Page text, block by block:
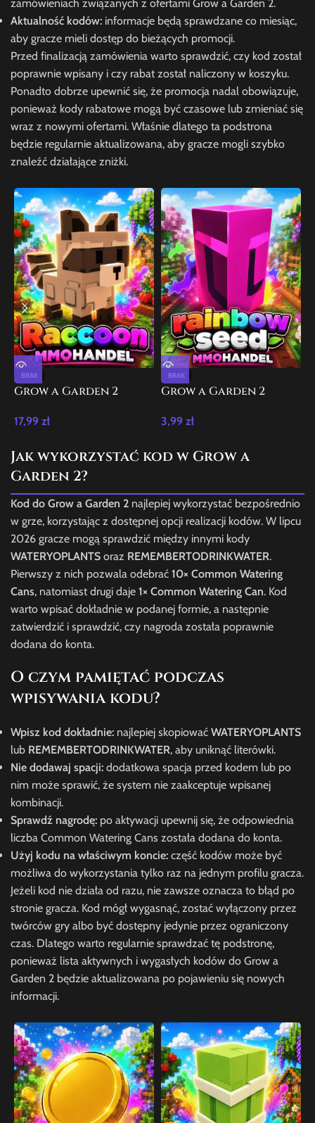
zamówieniach związanych z ofertami Grow a Garden 2.
Aktualność kodów: informacje będą sprawdzane co miesiąc,
aby gracze mieli dostęp do bieżących promocji.
Przed finalizacją zamówienia warto sprawdzić, czy kod został
poprawnie wpisany i czy rabat został naliczony w koszyku.
Ponadto dobrze upewnić się, że promocja nadal obowiązuje,
ponieważ kody rabatowe mogą być czasowe lub zmieniać się
wraz z nowymi ofertami. Właśnie dlatego ta podstrona
będzie regularnie aktualizowana, aby gracze mogli szybko
znaleźć działające zniżki.
BRAK
Grow a Garden 2
17,99 zł
BRAK
Grow a Garden 2
paczka
3,99 zł
Jak wykorzystać kod w Grow a
Garden 2?
Kod do Grow a Garden 2 najlepiej wykorzystać bezpośrednio
w grze, korzystając z dostępnej opcji realizacji kodów. W lipcu
2026 gracze mogą sprawdzić między innymi kody
WATERYOPLANTS oraz REMEMBERTODRINKWATER.
Pierwszy z nich pozwala odebrać 10× Common Watering
Cans, natomiast drugi daje 1× Common Watering Can. Kod
warto wpisać dokładnie w podanej formie, a następnie
zatwierdzić i sprawdzić, czy nagroda została poprawnie
dodana do konta.
O czym pamiętać podczas
wpisywania kodu?
Wpisz kod dokładnie: najlepiej skopiować WATERYOPLANTS
lub REMEMBERTODRINKWATER, aby uniknąć literówki.
Nie dodawaj spacji: dodatkowa spacja przed kodem lub po
nim może sprawić, że system nie zaakceptuje wpisanej
kombinacji.
Sprawdź nagrodę: po aktywacji upewnij się, że odpowiednia
liczba Common Watering Cans została dodana do konta.
Użyj kodu na właściwym koncie: część kodów może być
możliwa do wykorzystania tylko raz na jednym profilu gracza.
Jeżeli kod nie działa od razu, nie zawsze oznacza to błąd po
stronie gracza. Kod mógł wygasnąć, zostać wyłączony przez
twórców gry albo być dostępny jedynie przez ograniczony
czas. Dlatego warto regularnie sprawdzać tę podstronę,
ponieważ lista aktywnych i wygasłych kodów do Grow a
Garden 2 będzie aktualizowana po pojawieniu się nowych
informacji.